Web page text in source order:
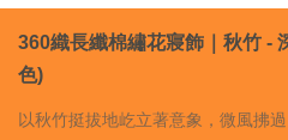
360織長纖棉繡花寢飾｜秋竹 -
色)
以秋竹挺拔地屹立著意象，微風拂